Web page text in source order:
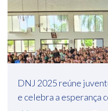
DNJ 2025 reúne
e celebra a esperança